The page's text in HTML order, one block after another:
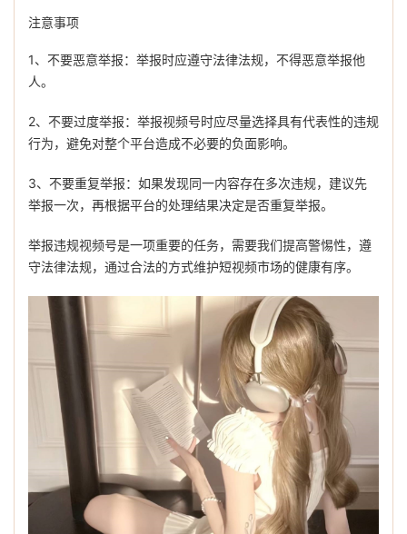
注意事项
1、不要恶意举报：举报时应遵守法律法规，不得恶意举报他
人。
2、不要过度举报：举报视频号时应尽量选择具有代表性的违规
行为，避免对整个平台造成不必要的负面影响。
3、不要重复举报：如果发现同一内容存在多次违规，建议先
举报一次，再根据平台的处理结果决定是否重复举报。
举报违规视频号是一项重要的任务，需要我们提高警惕性，遵
守法律法规，通过合法的方式维护短视频市场的健康有序。